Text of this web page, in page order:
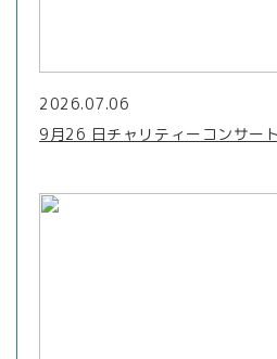
2026.07.06
9月26 日チャリティーコンサー